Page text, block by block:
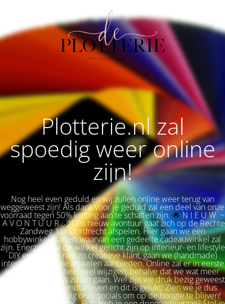
Plotterie.nl zal
spoedig weer online
zijn!
Nog heel even geduld en wij zullen online weer terug van
weggeweest zijn! Als dank voor je geduld zal een deel van onze
voorraad tegen 50% korting aan te schaffen zijn. 🌟 N I E U W ~
A V O N T U U R🌟Ons nieuw avontuur gaat zich op de Rechte
Zandweg 1 in Dordrecht afspelen. Hier gaan we een
hobbywinkel starten, waarvan een gedeelte cadeauwinkel zal
zijn. Enerzijds zal de winkel gericht zijn op interieur- en lifestyle
DIY en voor de niet zo creatieve klant, gaan we (handmade)
interieur & lifestyle artikelen aanbieden. Online zal er in eerste
instantie niet zo heel veel wijzigen, behalve dat we wat meer
terug naar de basis zullen gaan. Wel zijn we druk bezig geweest
met betere verzendtarieven en dit is gelukt! Zien we je dus
snel weer terug? Volg onze socials om op de hoogte te blijven!